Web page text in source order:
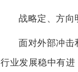
战略定、方向
面对外部冲击
行业发展稳中有进